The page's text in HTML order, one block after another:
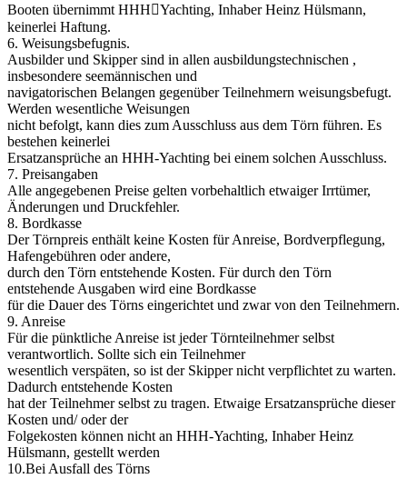
Booten übernimmt HHH￾Yachting, Inhaber Heinz Hülsmann,
keinerlei Haftung.
6. Weisungsbefugnis.
Ausbilder und Skipper sind in allen ausbildungstechnischen ,
insbesondere seemännischen und
navigatorischen Belangen gegenüber Teilnehmern weisungsbefugt.
Werden wesentliche Weisungen
nicht befolgt, kann dies zum Ausschluss aus dem Törn führen. Es
bestehen keinerlei
Ersatzansprüche an HHH-Yachting bei einem solchen Ausschluss.
7. Preisangaben
Alle angegebenen Preise gelten vorbehaltlich etwaiger Irrtümer,
Änderungen und Druckfehler.
8. Bordkasse
Der Törnpreis enthält keine Kosten für Anreise, Bordverpflegung,
Hafengebühren oder andere,
durch den Törn entstehende Kosten. Für durch den Törn
entstehende Ausgaben wird eine Bordkasse
für die Dauer des Törns eingerichtet und zwar von den Teilnehmern.
9. Anreise
Für die pünktliche Anreise ist jeder Törnteilnehmer selbst
verantwortlich. Sollte sich ein Teilnehmer
wesentlich verspäten, so ist der Skipper nicht verpflichtet zu warten.
Dadurch entstehende Kosten
hat der Teilnehmer selbst zu tragen. Etwaige Ersatzansprüche dieser
Kosten und/ oder der
Folgekosten können nicht an HHH-Yachting, Inhaber Heinz
Hülsmann, gestellt werden
10.Bei Ausfall des Törns